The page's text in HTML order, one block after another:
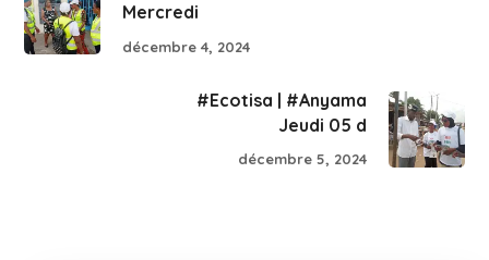
Mercredi
décembre 4, 2024
#Ecotisa | #Anyama
Jeudi 05 d
décembre 5, 2024